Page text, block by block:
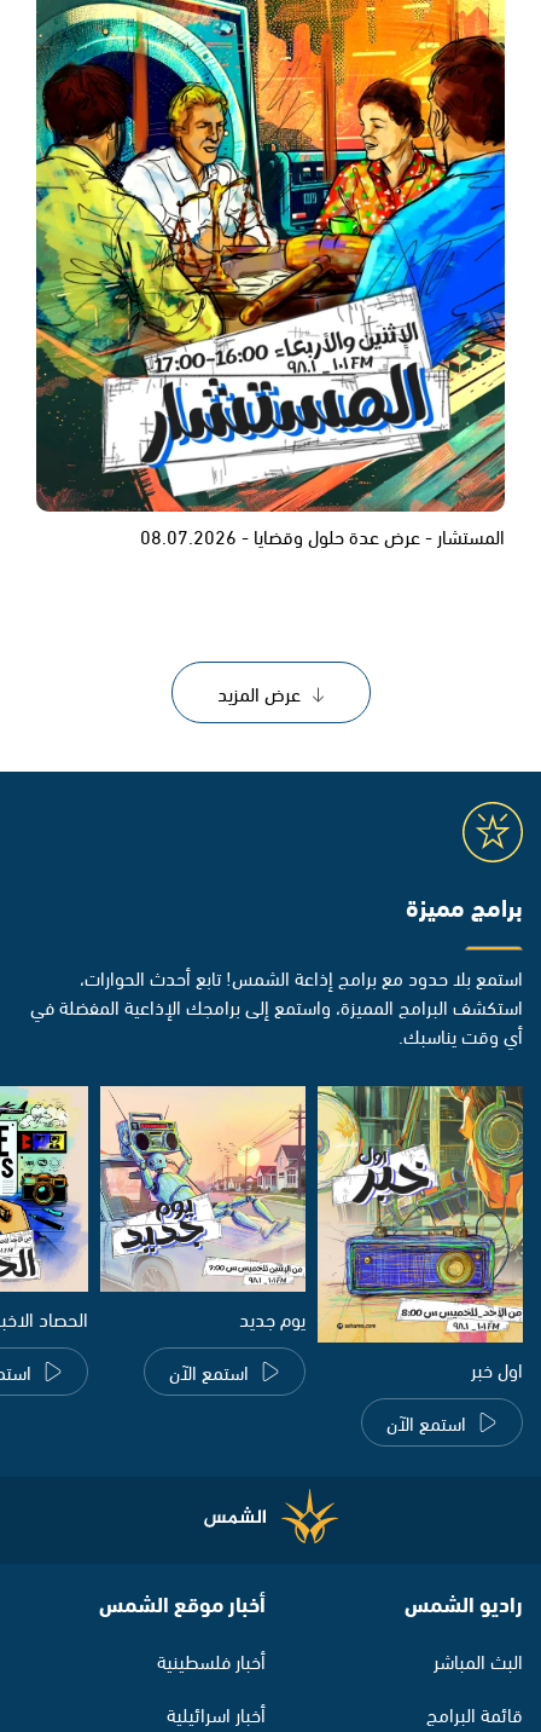
المستشار - عرض عدة حلول وقضايا - 08.07.2026
عرض المزيد
برامج مميزة
استمع بلا حدود مع برامج إذاعة الشمس! تابع أحدث الحوارات،
استكشف البرامج المميزة، واستمع إلى برامجك الإذاعية المفضلة في
أي وقت يناسبك.
اول خبر
استمع الآن
يوم جديد
استمع الآن
الحصاد
راديو الشمس
البث المباشر
قائمة البرامج
أخبار موقع الشمس
أخبار فلسطينية
أخبار اسرائيلية